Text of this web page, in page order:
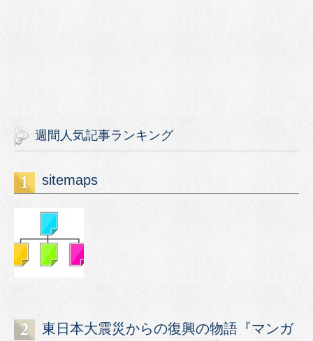
週間人気記事ランキング
sitemaps
東日本大震災からの復興の物語『マンガ